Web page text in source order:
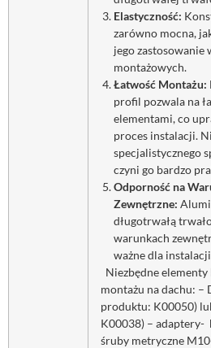
Elastyczność:
zarówno mocna,
jego zastosowanie
montażowych.
Łatwość Montażu:
profil pozwala na
elementami, co
proces instalacji.
specjalistycznego
czyni go bardzo
Odporność na
Zewnętrzne:
długotrwałą
warunkach
ważne dla
Niezbędne
montażu na dachu:
produktu: K00050)
K00038) –
śruby metryczne